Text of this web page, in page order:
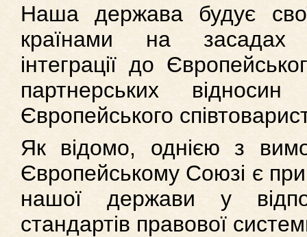
Наша держава будує
країнами на засадах
інтеграції до
партнерських
Європейського
Як відомо, однією з
Європейському Союзі є
нашої держави у
стандартів правової